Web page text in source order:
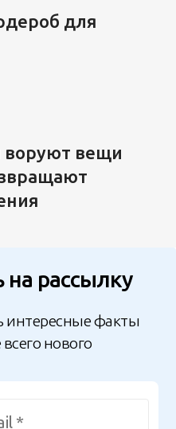
для
воруют вещи
рассылку
интересные факты
нового